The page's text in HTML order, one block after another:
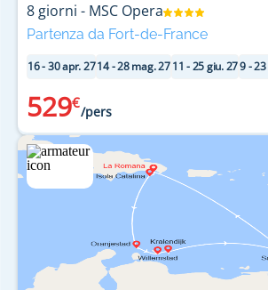
8 giorni - MSC Opera
Partenza da Fort-de-France
16 - 30 apr. 2714 - 28 mag. 2711 - 25 giu. 279 -
529€
/pers